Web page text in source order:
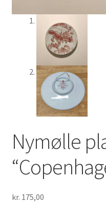
Nymølle
kr. 175,00